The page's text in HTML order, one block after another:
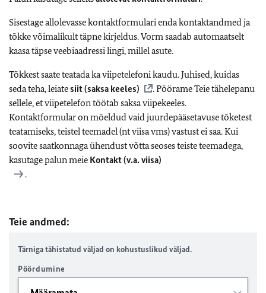
Sisestage allolevasse kontaktformulari enda kontaktandmed ja
tõkke võimalikult täpne kirjeldus. Vorm saadab automaatselt
kaasa täpse veebiaadressi lingi, millel asute.
Tõkkest saate teatada ka viipetelefoni kaudu. Juhised, kuidas
seda teha, leiatesiit (saksa keeles)
. Pöörame Teie tähelepanu
sellele, et viipetelefon töötab saksa viipekeeles.
Kontaktformular on mõeldud vaid juurdepääsetavuse tõketest
teatamiseks, teistel teemadel (nt viisa vms) vastust ei saa. Kui
soovite saatkonnaga ühendust võtta seoses teiste teemadega,
kasutage palun meie Kontakt (v.a. viisa)
.
Teie andmed:
Tärniga tähistatud väljad on kohustuslikud väljad.
Pöördumine